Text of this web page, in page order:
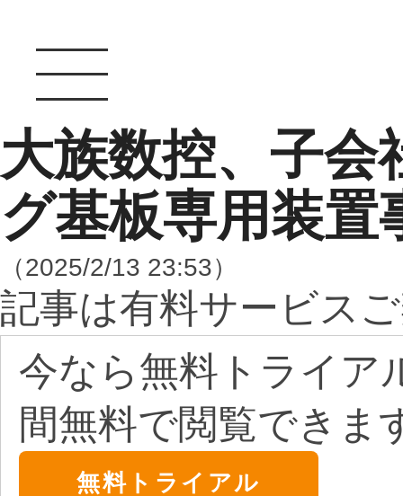
大族数控、子会
グ基板専用装置
（2025/2/13 23:53）
記事は有料サービス
今なら無料トライア
間無料で閲覧できま
無料トライアル